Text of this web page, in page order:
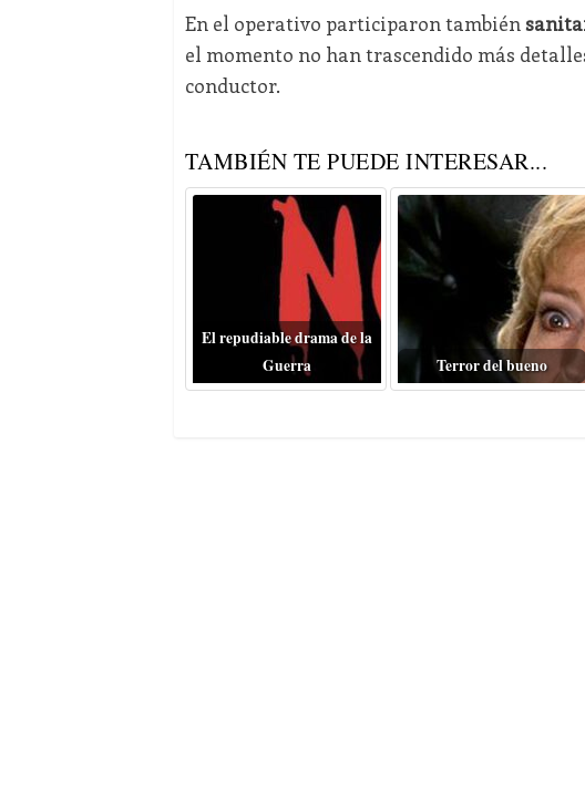
En el operativo participaron también
el momento no han trascendido más
conductor.
TAMBIÉN TE PUEDE INTERESAR...
El repudiable drama de la
Guerra
Terror del bueno